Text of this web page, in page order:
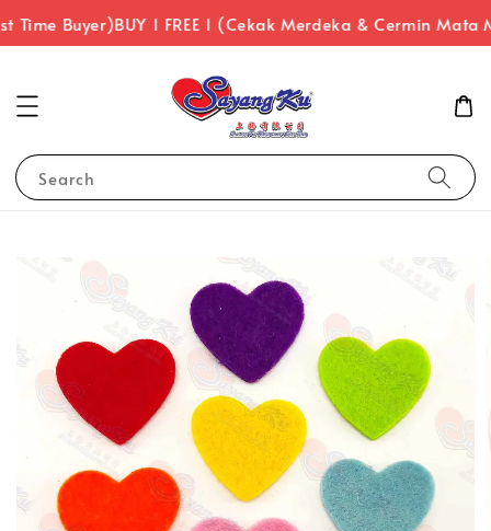
Time Buyer)BUY 1 FREE 1 (Cekak Merdeka & Cermin Mata
Search